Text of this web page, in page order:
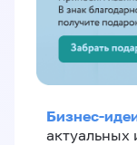
Бизнес-
актуальных